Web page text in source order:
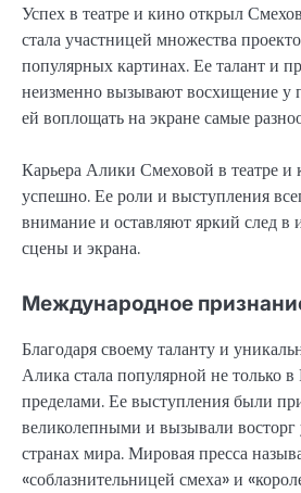
Успех в театре и кино открыл
стала участницей множества
популярных картинах. Ее талант и
неизменно вызывают восхищение у
ей воплощать на экране самые
Карьера Алики Смеховой в театре и
успешно. Ее роли и выступления
внимание и оставляют яркий след в
сцены и экрана.
Международное
Благодаря своему таланту и
Алика стала популярной не только в
пределами. Ее выступления были
великолепными и вызывали восторг
странах мира. Мировая пресса
«соблазнительницей смеха» и